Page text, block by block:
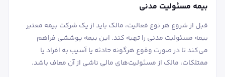
بیمه مسئولیت مدنی
قبل از شروع هر نوع فعالیت، مالک باید از یک شرکت بیمه معتبر
بیمه مسئولیت مدنی را تهیه کند. این بیمه پوششی فراهم
می‌کند تا در صورت وقوع هرگونه حادثه یا آسیب به افراد یا
ممتلکات، مالک از مسئولیت‌های مالی ناشی از آن معاف باشد.